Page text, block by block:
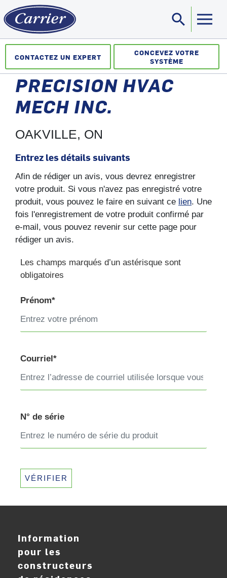
search
CONTACTEZ UN EXPERT
CONCEVEZ VOTRE
SYSTÈME
PRECISION HVAC
MECH INC.
OAKVILLE, ON
Entrez les détails suivants
Afin de rédiger un avis, vous devrez enregistrer
votre produit. Si vous n'avez pas enregistré votre
produit, vous pouvez le faire en suivant ce lien. Une
fois l'enregistrement de votre produit confirmé par
e-mail, vous pouvez revenir sur cette page pour
rédiger un avis.
Les champs marqués d’un astérisque sont
obligatoires
Prénom*
Courriel*
N° de série
VÉRIFIER
Information
pour les
constructeurs